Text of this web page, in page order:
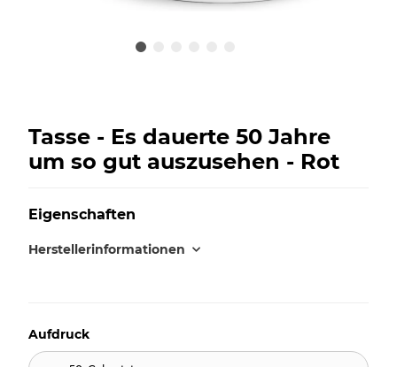
Tasse - Es dauerte 50 Jahre
um so gut auszusehen - Rot
Eigenschaften
Herstellerinformationen
Aufdruck